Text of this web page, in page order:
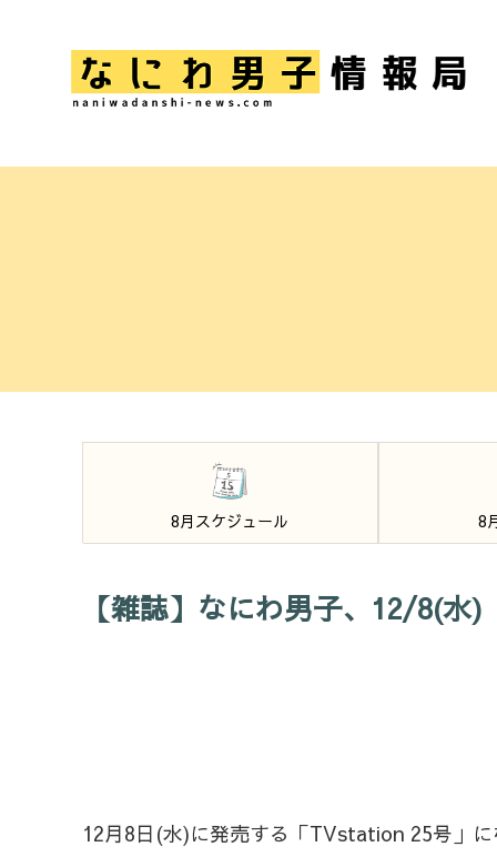
8月スケジュール 8
【雑誌】なにわ男子、12/8(
12月8日(水)に発売する「TVstation 25号」